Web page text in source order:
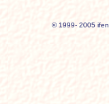
© 1999- 2005